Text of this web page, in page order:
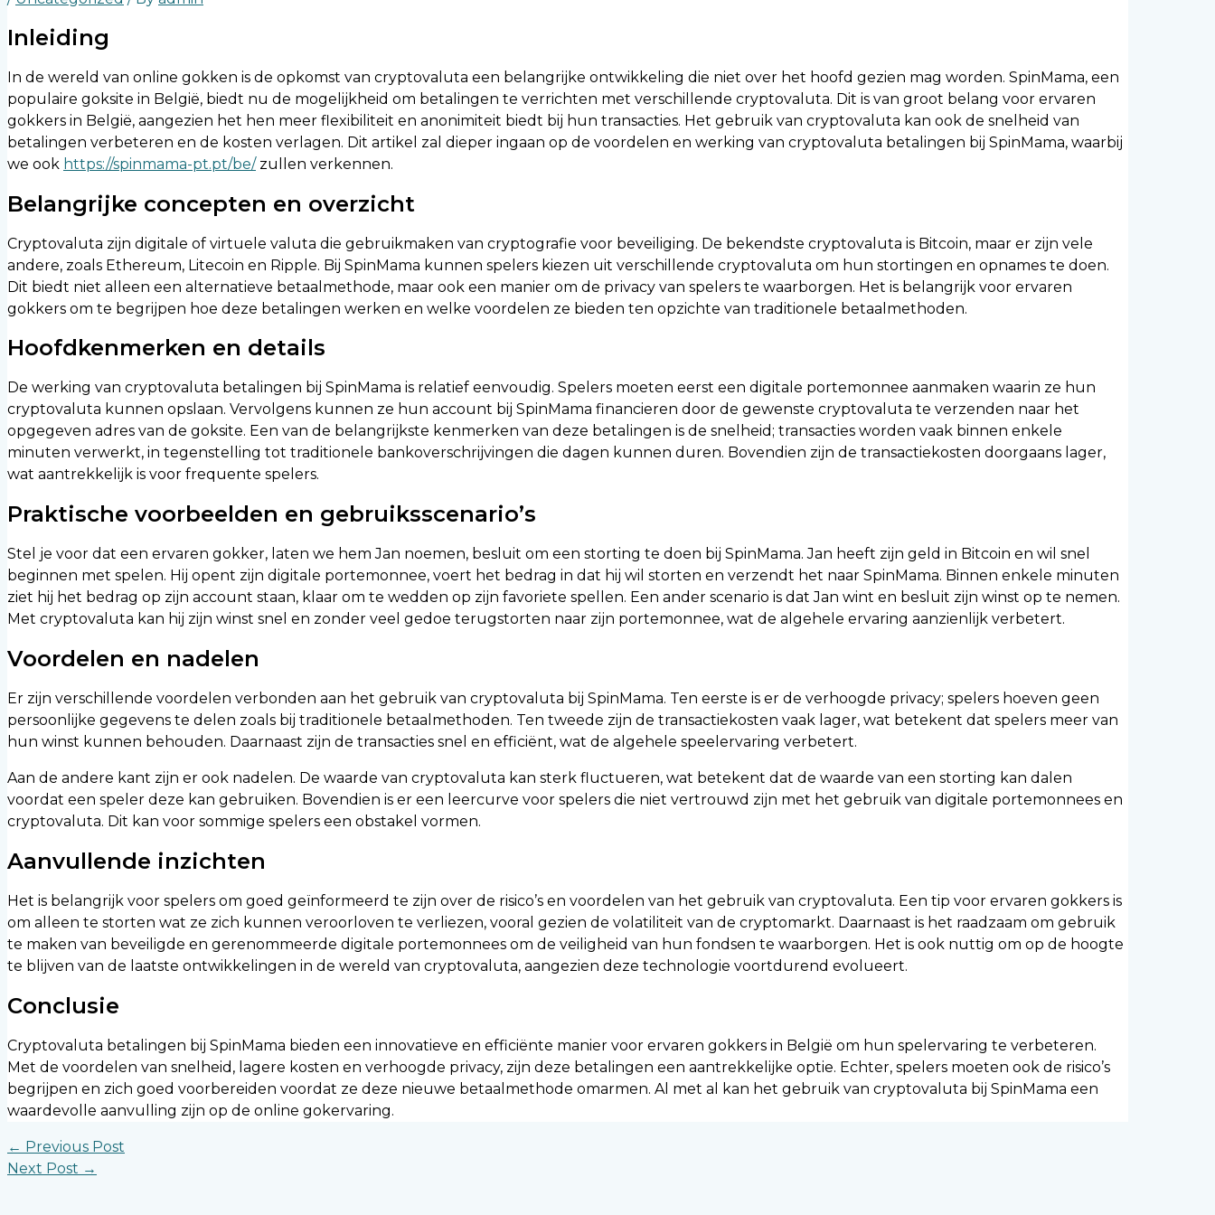
Inleiding
In de wereld van online gokken is de opkomst van cryptovaluta een belangrijke ontwikkeling die niet over het hoofd gezien mag worden. SpinMama, een
populaire goksite in België, biedt nu de mogelijkheid om betalingen te verrichten met verschillende cryptovaluta. Dit is van groot belang voor ervaren
gokkers in België, aangezien het hen meer flexibiliteit en anonimiteit biedt bij hun transacties. Het gebruik van cryptovaluta kan ook de snelheid van
betalingen verbeteren en de kosten verlagen. Dit artikel zal dieper ingaan op de voordelen en werking van cryptovaluta betalingen bij SpinMama, waarbij
we ook https://spinmama-pt.pt/be/zullen verkennen.
Belangrijke concepten en overzicht
Cryptovaluta zijn digitale of virtuele valuta die gebruikmaken van cryptografie voor beveiliging. De bekendste cryptovaluta is Bitcoin, maar er zijn vele
andere, zoals Ethereum, Litecoin en Ripple. Bij SpinMama kunnen spelers kiezen uit verschillende cryptovaluta om hun stortingen en opnames te doen.
Dit biedt niet alleen een alternatieve betaalmethode, maar ook een manier om de privacy van spelers te waarborgen. Het is belangrijk voor ervaren
gokkers om te begrijpen hoe deze betalingen werken en welke voordelen ze bieden ten opzichte van traditionele betaalmethoden.
Hoofdkenmerken en details
De werking van cryptovaluta betalingen bij SpinMama is relatief eenvoudig. Spelers moeten eerst een digitale portemonnee aanmaken waarin ze hun
cryptovaluta kunnen opslaan. Vervolgens kunnen ze hun account bij SpinMama financieren door de gewenste cryptovaluta te verzenden naar het
opgegeven adres van de goksite. Een van de belangrijkste kenmerken van deze betalingen is de snelheid; transacties worden vaak binnen enkele
minuten verwerkt, in tegenstelling tot traditionele bankoverschrijvingen die dagen kunnen duren. Bovendien zijn de transactiekosten doorgaans lager,
wat aantrekkelijk is voor frequente spelers.
Praktische voorbeelden en gebruiksscenario’s
Stel je voor dat een ervaren gokker, laten we hem Jan noemen, besluit om een storting te doen bij SpinMama. Jan heeft zijn geld in Bitcoin en wil snel
beginnen met spelen. Hij opent zijn digitale portemonnee, voert het bedrag in dat hij wil storten en verzendt het naar SpinMama. Binnen enkele minuten
ziet hij het bedrag op zijn account staan, klaar om te wedden op zijn favoriete spellen. Een ander scenario is dat Jan wint en besluit zijn winst op te nemen.
Met cryptovaluta kan hij zijn winst snel en zonder veel gedoe terugstorten naar zijn portemonnee, wat de algehele ervaring aanzienlijk verbetert.
Voordelen en nadelen
Er zijn verschillende voordelen verbonden aan het gebruik van cryptovaluta bij SpinMama. Ten eerste is er de verhoogde privacy; spelers hoeven geen
persoonlijke gegevens te delen zoals bij traditionele betaalmethoden. Ten tweede zijn de transactiekosten vaak lager, wat betekent dat spelers meer van
hun winst kunnen behouden. Daarnaast zijn de transacties snel en efficiënt, wat de algehele speelervaring verbetert.
Aan de andere kant zijn er ook nadelen. De waarde van cryptovaluta kan sterk fluctueren, wat betekent dat de waarde van een storting kan dalen
voordat een speler deze kan gebruiken. Bovendien is er een leercurve voor spelers die niet vertrouwd zijn met het gebruik van digitale portemonnees en
cryptovaluta. Dit kan voor sommige spelers een obstakel vormen.
Aanvullende inzichten
Het is belangrijk voor spelers om goed geïnformeerd te zijn over de risico’s en voordelen van het gebruik van cryptovaluta. Een tip voor ervaren gokkers is
om alleen te storten wat ze zich kunnen veroorloven te verliezen, vooral gezien de volatiliteit van de cryptomarkt. Daarnaast is het raadzaam om gebruik
te maken van beveiligde en gerenommeerde digitale portemonnees om de veiligheid van hun fondsen te waarborgen. Het is ook nuttig om op de hoogte
te blijven van de laatste ontwikkelingen in de wereld van cryptovaluta, aangezien deze technologie voortdurend evolueert.
Conclusie
Cryptovaluta betalingen bij SpinMama bieden een innovatieve en efficiënte manier voor ervaren gokkers in België om hun spelervaring te verbeteren.
Met de voordelen van snelheid, lagere kosten en verhoogde privacy, zijn deze betalingen een aantrekkelijke optie. Echter, spelers moeten ook de risico’s
begrijpen en zich goed voorbereiden voordat ze deze nieuwe betaalmethode omarmen. Al met al kan het gebruik van cryptovaluta bij SpinMama een
waardevolle aanvulling zijn op de online gokervaring.
← Previous Post
Next Post →